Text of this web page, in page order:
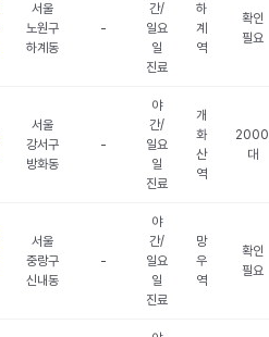
서울
노원구
하계동
-
간/
일요
일
진료
하
계
역
확인
필요
서울
강서구
방화동
-
야
간/
일요
일
진료
개
화
산
역
2000
대
서울
중랑구
신내동
-
야
간/
일요
일
진료
망
우
역
확인
필요